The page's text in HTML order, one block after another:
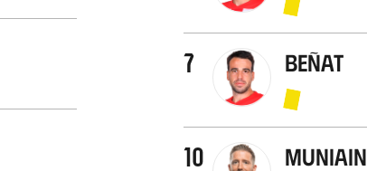
7 Beñat
10 Muniain